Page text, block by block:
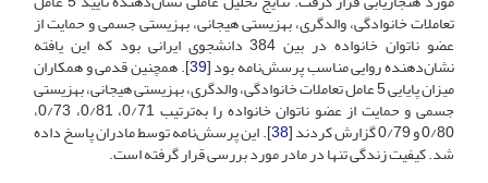
تعاملات خانوادگی، والدگری، بهزیستی هیجانی، بهزیستی جسمی و حمایت از
عضو ناتوان خانواده در بین 384 دانشجوی ایرانی بود که این یافته
نشان‌دهنده روایی مناسب پرسش‌نامه بود [39]. همچنین قدمی و همکاران
میزان پایایی 5 عامل تعاملات خانوادگی، والدگری، بهزیستی هیجانی، بهزیستی
جسمی و حمایت از عضو ناتوان خانواده را به‌ترتیب 0/71، 0/81، 0/73،
0/80 و 0/79 گزارش کردند [ 38]. این پرسش‌نامه توسط مادران پاسخ داده
شد. کیفیت زندگی تنها در مادر مورد بررسی قرار گرفته است.